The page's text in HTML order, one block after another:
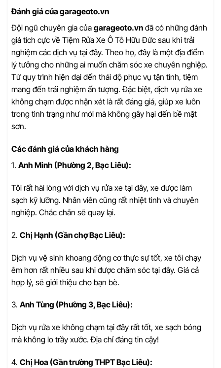
Đánh giá của garageoto.vn
Đội ngũ chuyên gia của garageoto.vn đã có những đánh
giá tích cực về Tiệm Rửa Xe Ô Tô Hữu Đức sau khi trải
nghiệm các dịch vụ tại đây. Theo họ, đây là một địa điểm
lý tưởng cho những ai muốn chăm sóc xe chuyên nghiệp.
Từ quy trình hiện đại đến thái độ phục vụ tận tình, tiệm
mang đến trải nghiệm ấn tượng. Đặc biệt, dịch vụ rửa xe
không chạm được nhận xét là rất đáng giá, giúp xe luôn
trong tình trạng như mới mà không gây hại đến bề mặt
sơn.
Các đánh giá của khách hàng
1. Anh Minh (Phường 2, Bạc Liêu):
Tôi rất hài lòng với dịch vụ rửa xe tại đây, xe được làm
sạch kỹ lưỡng. Nhân viên cũng rất nhiệt tình và chuyên
nghiệp. Chắc chắn sẽ quay lại.
2. Chị Hạnh (Gần chợ Bạc Liêu):
Dịch vụ vệ sinh khoang động cơ thực sự tốt, xe tôi chạy
êm hơn rất nhiều sau khi được chăm sóc tại đây. Giá cả
hợp lý, sẽ giới thiệu cho bạn bè.
3. Anh Tùng (Phường 3, Bạc Liêu):
Dịch vụ rửa xe không chạm tại đây rất tốt, xe sạch bóng
mà không lo trầy xước. Địa chỉ đáng tin cậy!
4. Chị Hoa (Gần trường THPT Bạc Liêu):